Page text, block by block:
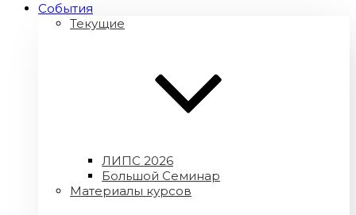
Cобытия
Текущие
ЛИПС 2026
Большой Семинар
Материалы курсов